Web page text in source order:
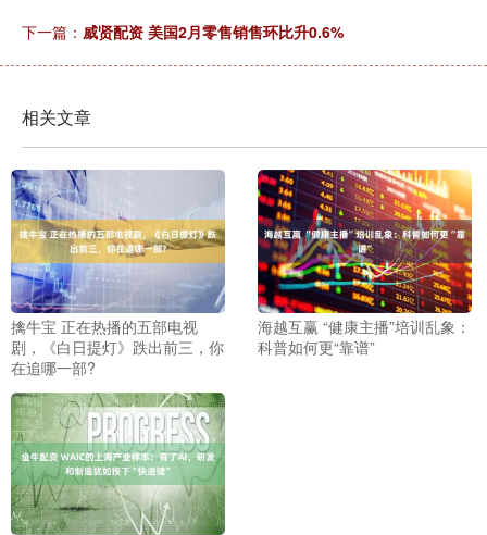
下一篇： 威贤配资 美国2月零售销售环比升0.6%
相关文章
擒牛宝 正在热播的五部电视
剧，《白日提灯》跌出前三，你
在追哪一部?
海越互赢 “健康主播”培训乱象：
科普如何更“靠谱”